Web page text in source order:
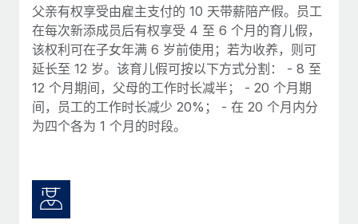
父亲有权享受由雇主支付的 10 天带薪陪产假。员工
在每次新添成员后有权享受 4 至 6 个月的育儿假，
该权利可在子女年满 6 岁前使用；若为收养，则可
延长至 12 岁。该育儿假可按以下方式分割： - 8 至
12 个月期间，父母的工作时长减半； - 20 个月期
间，员工的工作时长减少 20%； - 在 20 个月内分
为四个各为 1 个月的时段。